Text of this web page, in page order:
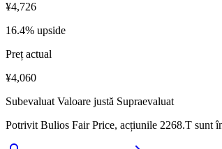
¥4,726
16.4% upside
Preț actual
¥4,060
Subevaluat Valoare justă Supraevaluat
Potrivit Bulios Fair Price, acțiunile 2268.T sunt